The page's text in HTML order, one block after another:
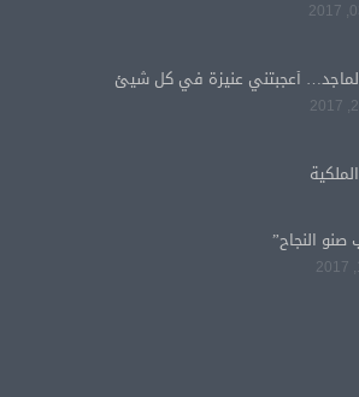
أعجبتني عنيزة في كل شيئ
صنو النجاح”